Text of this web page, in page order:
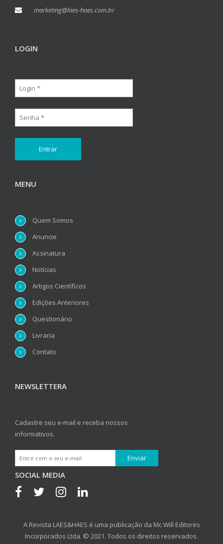
marketing@laes-haes.com.br
LOGIN
MENU
Quem Somos
Anuncie
Assinatura
Notícias
Artigos Científicos
Edições Anteriores
Questionário
Livraria
Contato
NEWSLETTERA
Cadastre seu e-mail e receba nossos
informativos.
SOCIAL MEDIA
A Revista LAES&HAES é uma publicação da Mc Will Editores
Incorporados Ltda. © 2021. Todos os direitos reservados.